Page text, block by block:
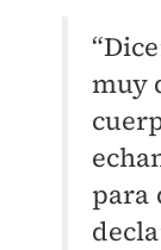
muy
para